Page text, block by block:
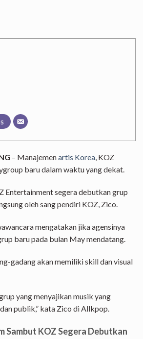
– Manajemenartis Korea, KOZ
baru dalam waktu yang dekat.
Entertainment segera debutkan grup
oleh sang pendiri KOZ, Zico.
mengatakan jika agensinya
baru pada bulan May mendatang.
gadang akan memiliki skill dan visual
yang menyajikan musik yang
publik,” kata Zico di Allkpop.
Sambut KOZ Segera Debutkan